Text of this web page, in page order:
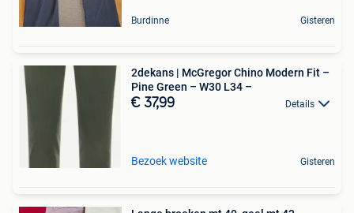
Burdinne Gisteren
2dekans | McGregor Chino Modern Fit –
Pine Green – W30 L34 –
€ 37,99 Details
Bezoek website Gisteren